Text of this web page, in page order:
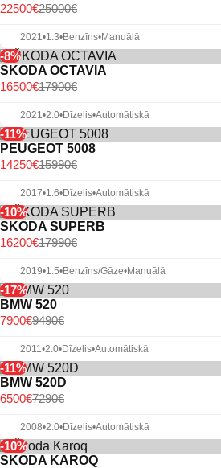
25000€
22500€
2021•1.3•Benzīns•Manuālā
-8%
ŠKODA OCTAVIA
17900€
16500€
2021•2.0•Dīzelis•Automātiskā
-11%
PEUGEOT 5008
15990€
14250€
2017•1.6•Dīzelis•Automātiskā
-10%
ŠKODA SUPERB
17990€
16200€
2019•1.5•Benzīns/Gāze•Manuālā
-17%
BMW 520
9490€
7900€
2011•2.0•Dīzelis•Automātiskā
-11%
BMW 520D
7290€
6500€
2008•2.0•Dīzelis•Automātiskā
-10%
ŠKODA KAROQ